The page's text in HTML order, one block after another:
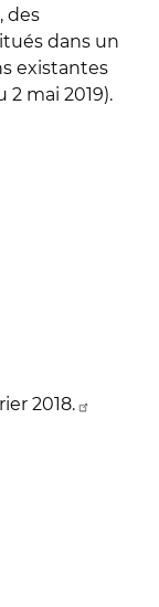
des
dans un
existantes
mai 2019).
2018.